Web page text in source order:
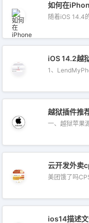
测试版错误摘要
如何在
随着iOS 14.4
12绿屏检测方法
系...
iOS 14.2越
1、
越狱插件推
快、待机掉电问题
莫...
云开发外卖
美团饿了吗
国外di注册以及下载、登
ios14描述